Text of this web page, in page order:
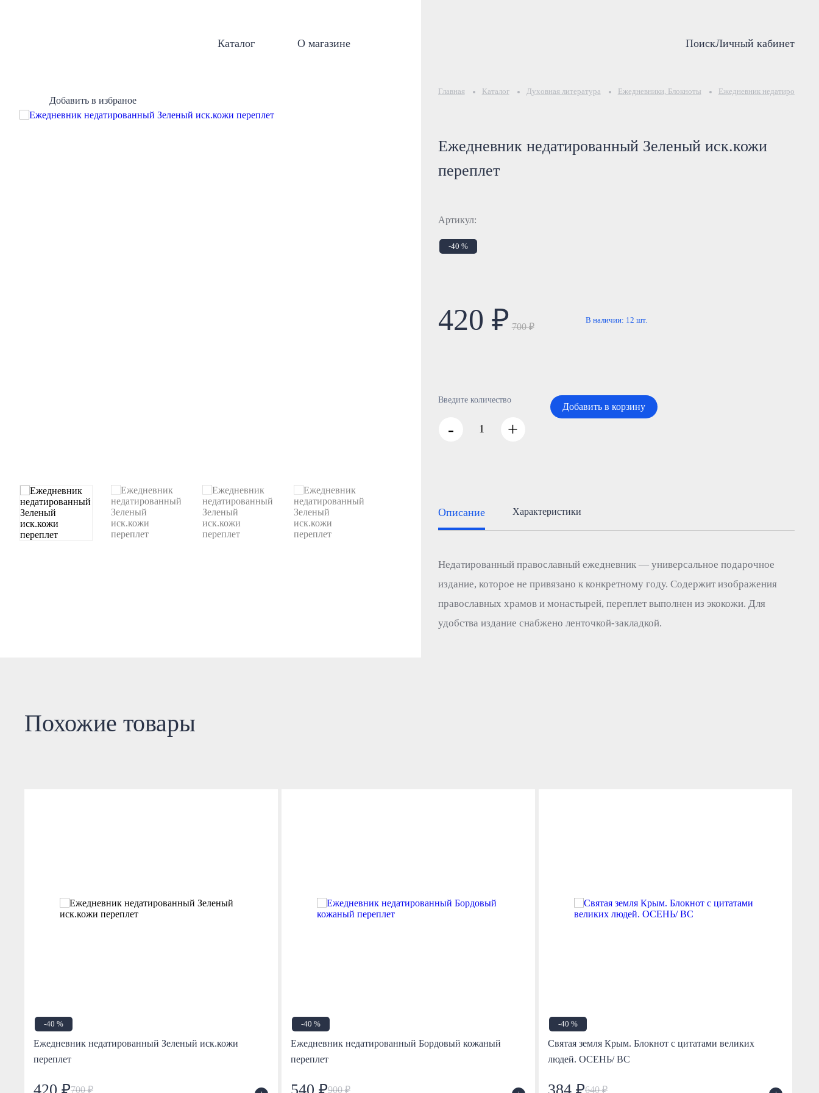
Каталог О магазине ПоискЛичный кабинет
Добавить в избраное
Главная Каталог Духовная литература Ежедневники, Блокноты Ежедневник
Ежедневник недатированный Зеленый иск.кожи
переплет
Артикул:
-40 %
420 ₽ 700 ₽
В наличии: 12 шт.
Введите количество
- +
Добавить в корзину
Описание Характеристики
Недатированный православный ежедневник — универсальное подарочное
издание, которое не привязано к конкретному году. Содержит изображения
православных храмов и монастырей, переплет выполнен из экокожи. Для
удобства издание снабжено ленточкой-закладкой.
Похожие товары
-40 %
Ежедневник недатированный Зеленый иск.кожи
переплет
420 ₽700 ₽
-40 %
Ежедневник недатированный Бордовый кожаный
переплет
540 ₽900 ₽
-40 %
Святая земля Крым. Блокнот с цитатами великих
людей. ОСЕНЬ/ ВС
384 ₽640 ₽